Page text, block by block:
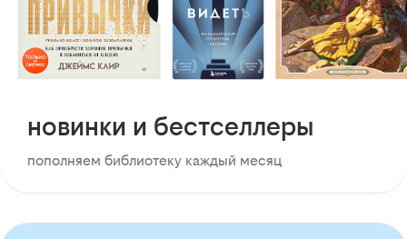
новинки и бестселлеры
пополняем библиотеку каждый месяц